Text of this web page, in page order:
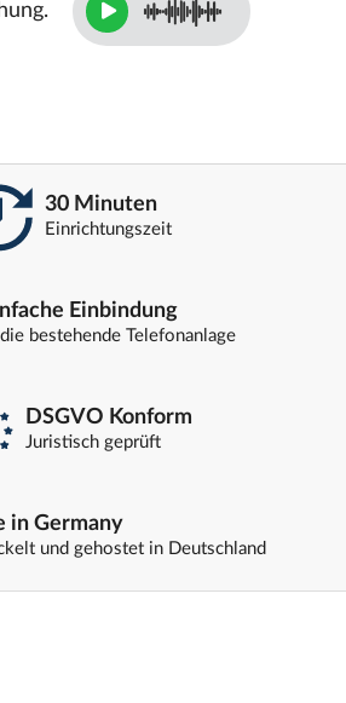
30 Minuten
Einrichtungszeit
Einbindung
bestehende Telefonanlage
DSGVO Konform
Juristisch geprüft
in Germany
und gehostet in Deutschland